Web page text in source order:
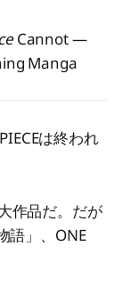
Cannot —
Manga
は終われ
作品だ。だが
語」、ONE